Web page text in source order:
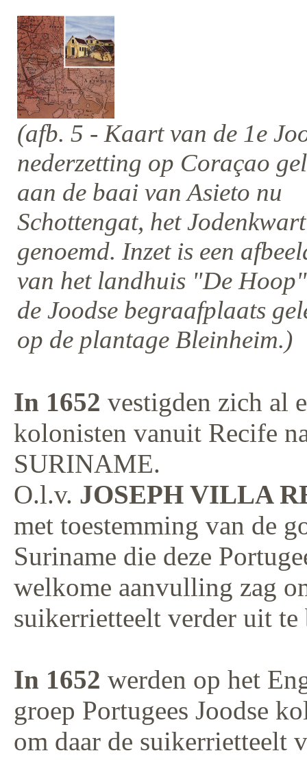
(afb. 5 - Kaart van de 1e
nederzetting op Coraçao
aan de baai van Asieto nu
Schottengat, het
genoemd. Inzet is een
van het landhuis "De
de Joodse begraafplaats
op de plantage Bleinheim.)
In 1652 vestigden zich al
kolonisten vanuit Recife
SURINAME.
O.l.v. JOSEPH VILLA
met toestemming van de
Suriname die deze
welkome aanvulling zag
suikerrietteelt verder uit te
In 1652 werden op het
groep Portugees Joodse
om daar de suikerrietteelt